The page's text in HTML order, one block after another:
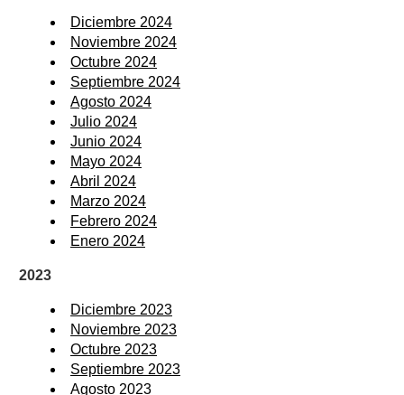
Diciembre 2024
Noviembre 2024
Octubre 2024
Septiembre 2024
Agosto 2024
Julio 2024
Junio 2024
Mayo 2024
Abril 2024
Marzo 2024
Febrero 2024
Enero 2024
2023
Diciembre 2023
Noviembre 2023
Octubre 2023
Septiembre 2023
Agosto 2023